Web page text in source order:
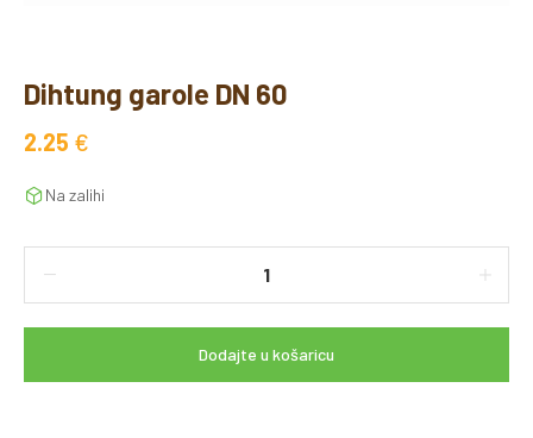
Dihtung garole DN 60
2.25 €
Na zalihi
Dodajte u košaricu